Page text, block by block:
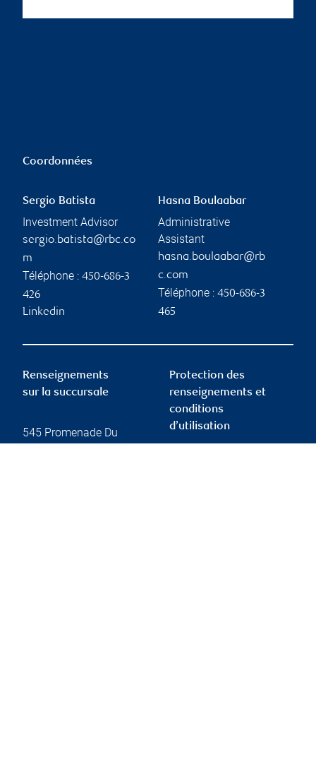
Coordonnées
Sergio Batista
Investment Advisor
sergio.batista@rbc.co
m
Téléphone : 450-686-3
426
Linkedin
Hasna Boulaabar
Administrative
Assistant
hasna.boulaabar@rb
c.com
Téléphone : 450-686-3
465
Renseignements
sur la succursale
545 Promenade Du
Protection des
renseignements et
conditions
d’utilisation